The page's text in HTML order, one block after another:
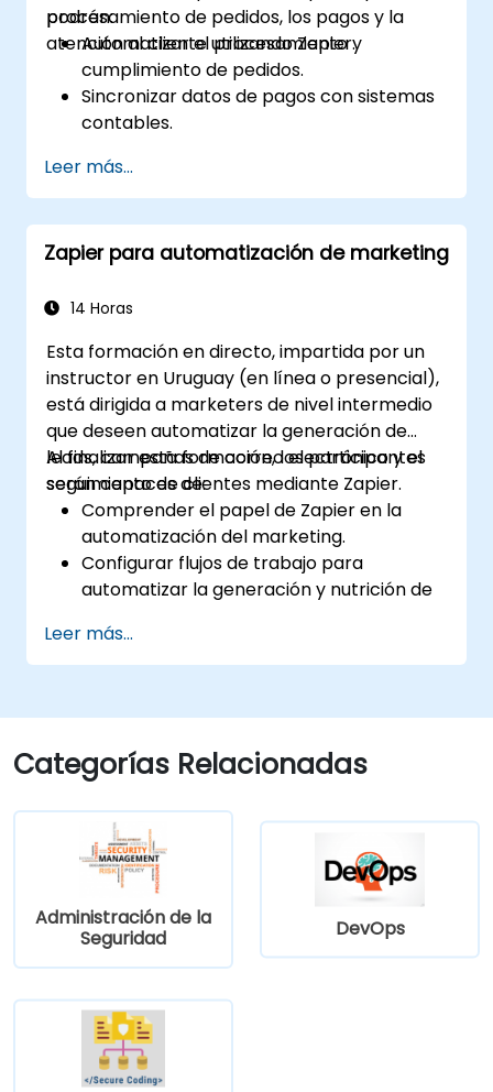
procesamiento de pedidos, los pagos y la
atención al cliente utilizando Zapier.
podrán:
Automatizar el procesamiento y
cumplimiento de pedidos.
Sincronizar datos de pagos con sistemas
contables.
automatización.
Optimizar los flujos de trabajo de
marketing y ventas.
Leer más...
Zapier para automatización de marketing
14 Horas
Esta formación en directo, impartida por un
instructor en Uruguay (en línea o presencial),
está dirigida a marketers de nivel intermedio
que deseen automatizar la generación de
leads, campañas de correo electrónico y el
seguimiento de clientes mediante Zapier.
Al finalizar esta formación, los participantes
serán capaces de:
Comprender el papel de Zapier en la
automatización del marketing.
Configurar flujos de trabajo para
automatizar la generación y nutrición de
Integrar herramientas de marketing,
como CRMs, plataformas de correo
Optimizar y resolver incidencias en los
flujos de automatización para garantizar
la máxima eficiencia.
Leer más...
Categorías Relacionadas
Administración de la
Seguridad
DevOps